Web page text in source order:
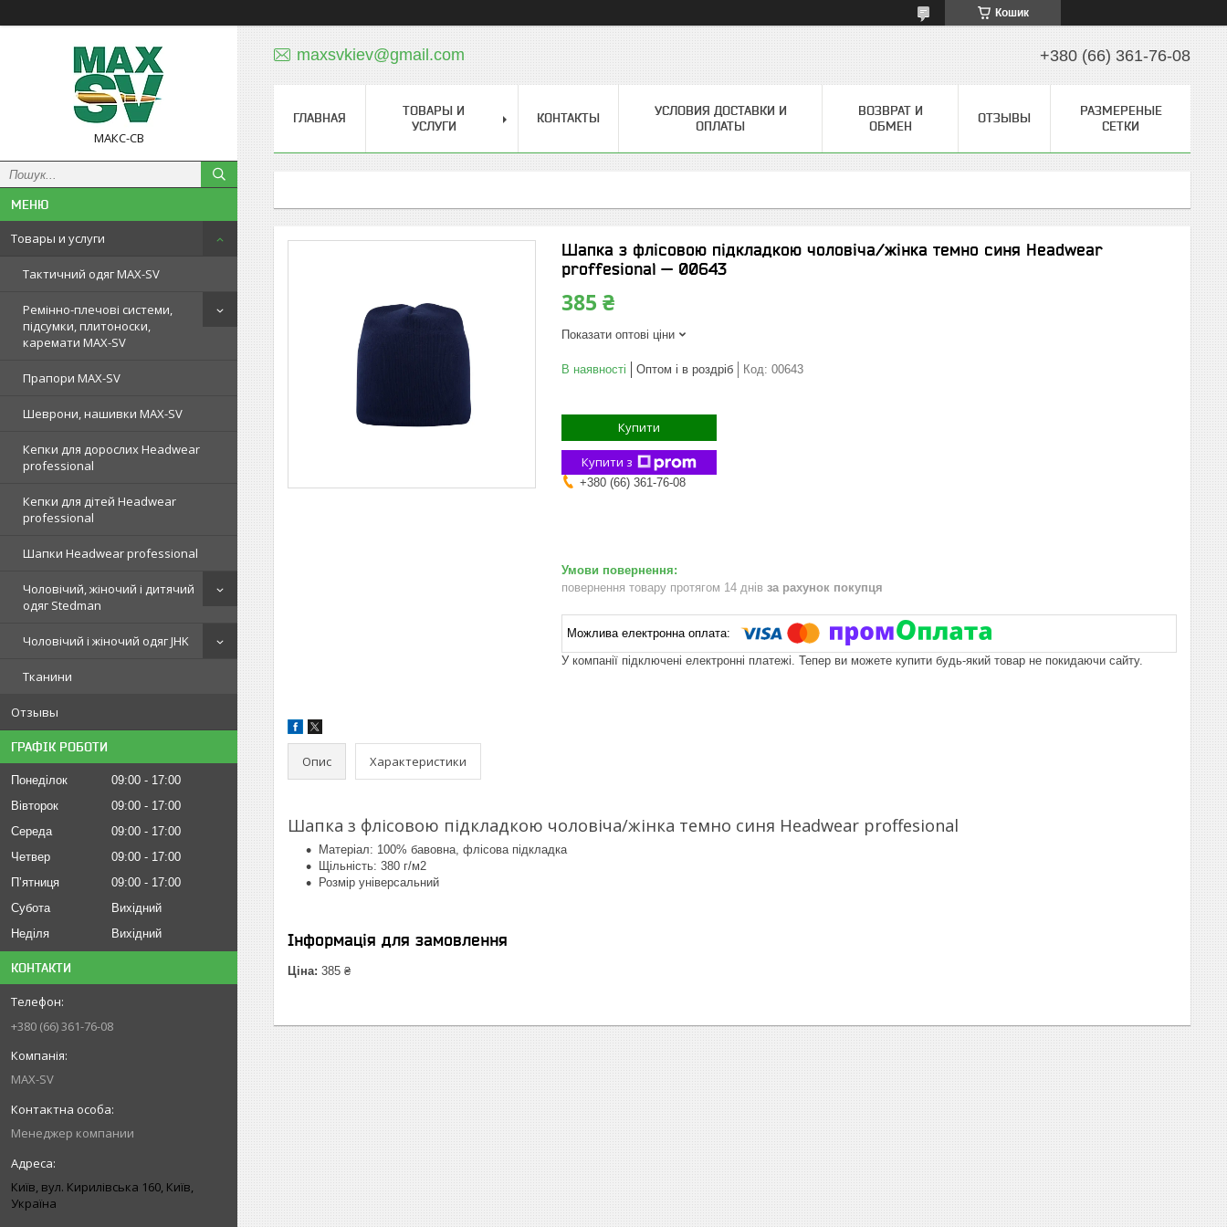
Кошик
МАКС-СВ
Товары и услуги
Тактичний одяг MAX-SV
Ремінно-плечові системи,
підсумки, плитоноски,
каремати MAX-SV
Прапори MAX-SV
Шеврони, нашивки MAX-SV
Кепки для дорослих Headwear
professional
Кепки для дітей Headwear
professional
Шапки Headwear professional
Чоловічий, жіночий і дитячий
одяг Stedman
Чоловічий і жіночий одяг JHK
Тканини
Отзывы
ГРАФІК РОБОТИ
Понеділок 09:00
17:00
Вівторок
09:00
17:00
Середа
09:00
17:00
Четвер
09:00
17:00
Пʼятниця
09:00
17:00
Субота
Вихідний
Неділя
Вихідний
КОНТАКТИ
+380 (66) 361-76-08
MAX-SV
Менеджер компании
Київ, вул. Кирилівська 160, Київ,
Україна
maxsvkiev@gmail.com +380 (66) 361-76-08
ГЛАВНАЯ
ТОВАРЫ И
УСЛУГИ
КОНТАКТЫ
УСЛОВИЯ ДОСТАВКИ И
ОПЛАТЫ
ВОЗВРАТ И
ОБМЕН
ОТЗЫВЫ
РАЗМЕРЕНЫЕ
СЕТКИ
Шапка з флісовою підкладкою чоловіча/жінка темно синя Headwear
proffesional — 00643
385 ₴
Показати оптові ціни
В наявності Оптом і в роздріб Код: 00643
Купити
Купити з
+380 (66) 361-76-08
повернення товару протягом 14 днів за рахунок покупця
У компанії підключені електронні платежі. Тепер ви можете купити будь-який товар не покидаючи сайту.
Опис Характеристики
Шапка з флісовою підкладкою чоловіча/жінка темно синя Headwear proffesional
Матеріал: 100% бавовна, флісова підкладка
Щільність: 380 г/м2
Розмір універсальний
Інформація для замовлення
Ціна: 385 ₴